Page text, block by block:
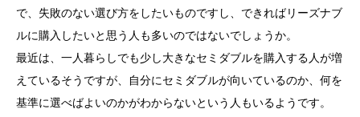
で、失敗のない選び方をしたいものですし、できればリーズナブ
ルに購入したいと思う人も多いのではないでしょうか。
最近は、一人暮らしでも少し大きなセミダブルを購入する人が増
えているそうですが、自分にセミダブルが向いているのか、何を
基準に選べばよいのかがわからないという人もいるようです。